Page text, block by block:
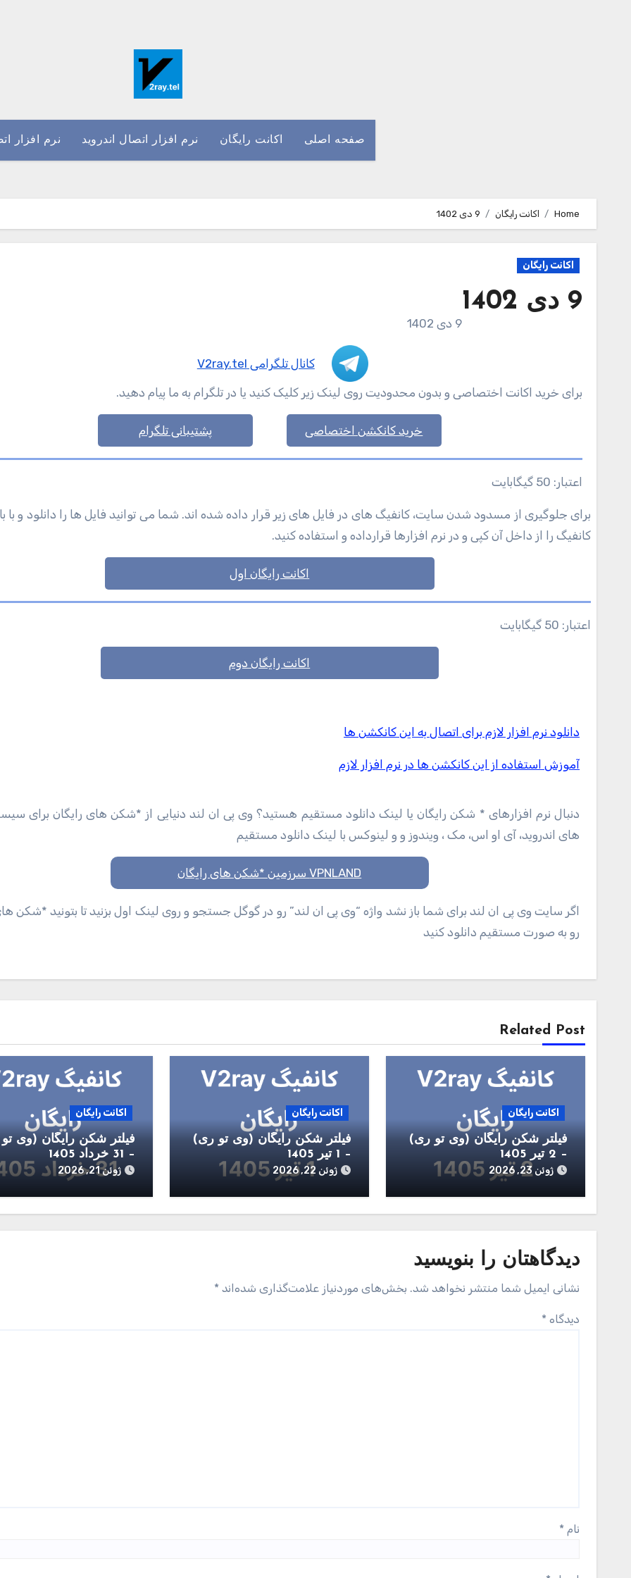
صفحه اصلی اکانت رایگان نرم افزار اتصال اندروید نرم افزار
Home اکانت رایگان 9 دی 1402
اکانت رایگان
9 دی 1402
9 دی 1402
کانال تلگرامی V2ray.tel
برای خرید اکانت اختصاصی و بدون محدودیت روی لینک زیر کلیک کنید یا در تلگرام به ما پیام دهید.
خرید کانکشن اختصاصی پشتیبانی تلگرام
اعتبار: 50 گیگابایت
برای جلوگیری از مسدود شدن سایت، کانفیگ های در فایل های زیر قرار داده شده اند. شما می توانید فایل ها را دانلود و با باز کردن آنها
کانفیگ را از داخل آن کپی و در نرم افزارها قرارداده و استفاده کنید.
اکانت رایگان اول
اعتبار: 50 گیگابایت
اکانت رایگان دوم
دانلود نرم افزار لازم برای اتصال به این کانکشن ها
آموزش استفاده از این کانکشن ها در نرم افزار لازم
دنبال نرم افزارهای * شکن رایگان یا لینک دانلود مستقیم هستید؟ وی پی ان لند دنیایی از *شکن های رایگان برای
های اندروید، آی او اس، مک ، ویندوز و و لینوکس با لینک دانلود مستقیم
VPNLAND سرزمین *شکن های رایگان
اگر سایت وی پی ان لند برای شما باز نشد واژه “وی پی ان لند” رو در گوگل جستجو و روی لینک اول بزنید تا بتونید *شکن
رو به صورت مستقیم دانلود کنید
راهبری
Related Post
اکانت رایگان
فیلتر شکن رایگان (وی تو ری)
– 2 تیر 1405
ژوئن 23, 2026
اکانت رایگان
فیلتر شکن رایگان (وی تو ری)
– 1 تیر 1405
ژوئن 22, 2026
اکانت رایگان
فیلتر شکن رایگان (وی
– 31 خرداد 1405
ژوئن 21, 2026
دیدگاهتان را بنویسید
نشانی ایمیل شما منتشر نخواهد شد. بخش‌های موردنیاز علامت‌گذاری شده‌اند *
دیدگاه *
نام *